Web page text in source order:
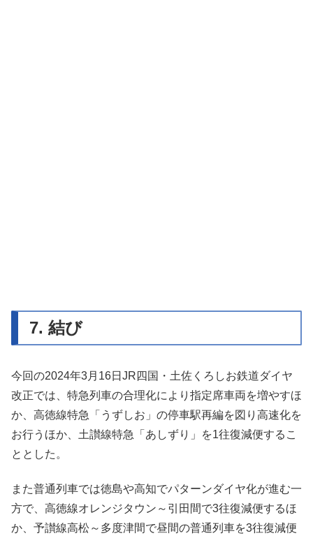
7. 結び
今回の2024年3月16日JR四国・土佐くろしお鉄道ダイヤ
改正では、特急列車の合理化により指定席車両を増やすほ
か、高徳線特急「うずしお」の停車駅再編を図り高速化を
お行うほか、土讃線特急「あしずり」を1往復減便するこ
ととした。
また普通列車では徳島や高知でパターンダイヤ化が進む一
方で、高徳線オレンジタウン～引田間で3往復減便するほ
か、予讃線高松～多度津間で昼間の普通列車を3往復減便